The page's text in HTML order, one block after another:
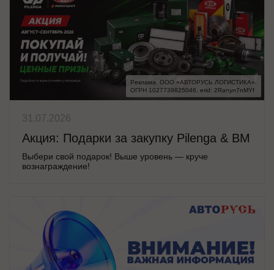
Реклама. ООО «АВТОРУСЬ ЛОГИСТИКА».
ОГРН 1027739825046. erid: 2Ranyn7nMYf
31.07.2026
Акция: Подарки за закупку Pilenga & BM
Выбери свой подарок! Выше уровень — круче
вознаграждение!